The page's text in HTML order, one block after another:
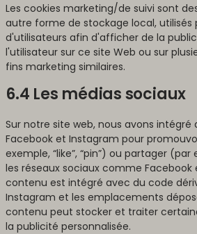
Les cookies marketing/de suivi sont
autre forme de stockage local, utilisés
d'utilisateurs afin d'afficher de la
l'utilisateur sur ce site Web ou sur
fins marketing similaires.
6.4 Les médias sociaux
Sur notre site web, nous avons
Facebook et Instagram pour
exemple, “like”, “pin”) ou partager (par
les réseaux sociaux comme Facebook
contenu est intégré avec du code
Instagram et les emplacements
contenu peut stocker et traiter
la publicité personnalisée.